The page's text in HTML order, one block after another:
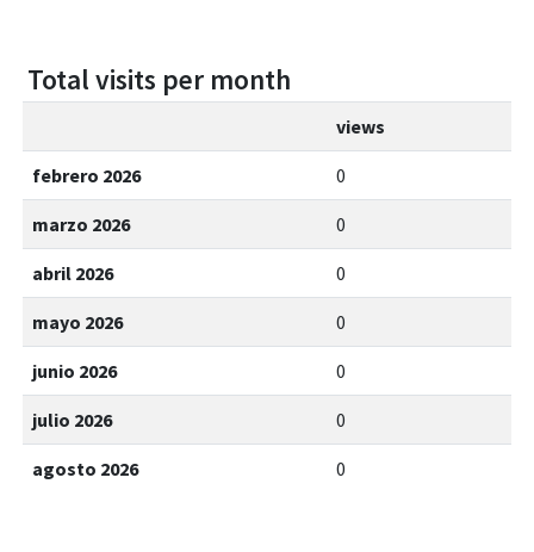
Total visits per month
views
febrero 2026 0
marzo 2026 0
abril 2026 0
mayo 2026 0
junio 2026 0
julio 2026 0
agosto 2026 0